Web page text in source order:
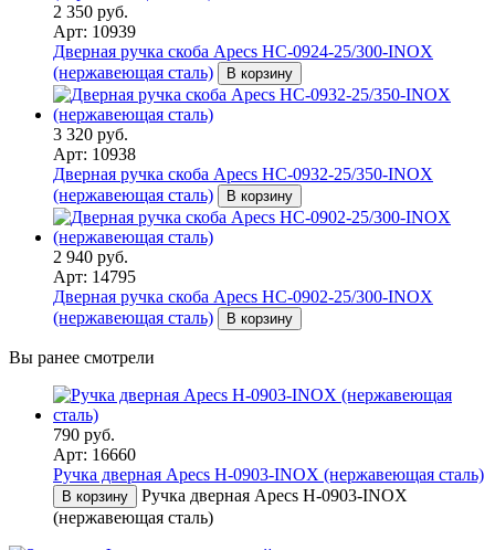
2 350 руб.
Арт: 10939
Дверная ручка скоба Apecs HC-0924-25/300-INOX
(нержавеющая сталь)
В корзину
3 320 руб.
Арт: 10938
Дверная ручка скоба Apecs HC-0932-25/350-INOX
(нержавеющая сталь)
В корзину
2 940 руб.
Арт: 14795
Дверная ручка скоба Apecs HC-0902-25/300-INOX
(нержавеющая сталь)
В корзину
Вы ранее смотрели
790 руб.
Арт: 16660
Ручка дверная Apecs H-0903-INOX (нержавеющая сталь)
В корзину
Ручка дверная Apecs H-0903-INOX
(нержавеющая сталь)